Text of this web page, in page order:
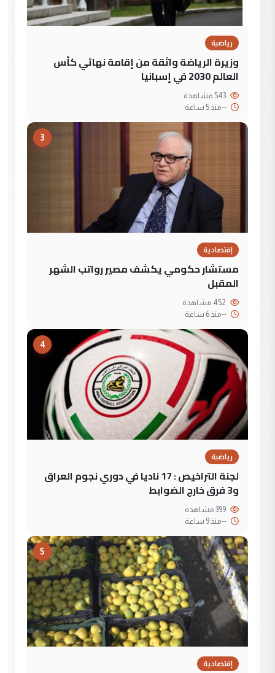
رياضية
وزيرة الرياضة واثقة من إقامة نهائي كأس
العالم 2030 في إسبانيا
--منذ 5 ساعة
3
إقتصادية
مستشار حكومي يكشف مصير رواتب الشهر
المقبل
--منذ 6 ساعة
4
رياضية
لجنة التراخيص : 17 ناديا في دوري نجوم العراق
و3 فرق خارج الضوابط
--منذ 9 ساعة
5
إقتصادية